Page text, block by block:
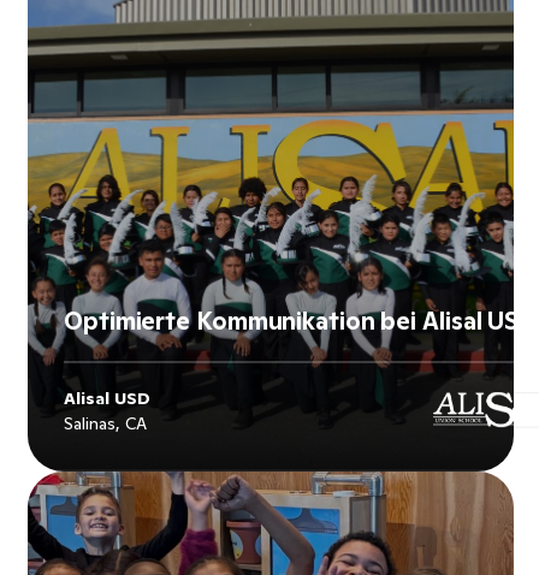
Optimierte Kommunikation bei Alisal USD
Alisal USD
Salinas, CA
Explore